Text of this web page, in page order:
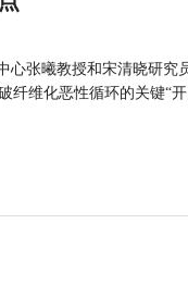
张曦教授和宋清晓研究
维化恶性循环的关键“开